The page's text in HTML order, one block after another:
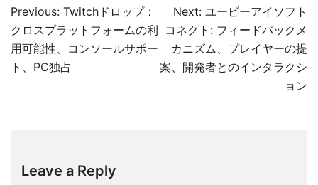
Post
navigation
Previous: Twitchドロップ：
クロスプラットフォームの利
用可能性、コンソールサポー
ト、PC独占
Next: ユービーアイソフト
コネクト: フィードバックメ
カニズム、プレイヤーの提
案、開発者とのインタラクシ
ョン
Leave a Reply